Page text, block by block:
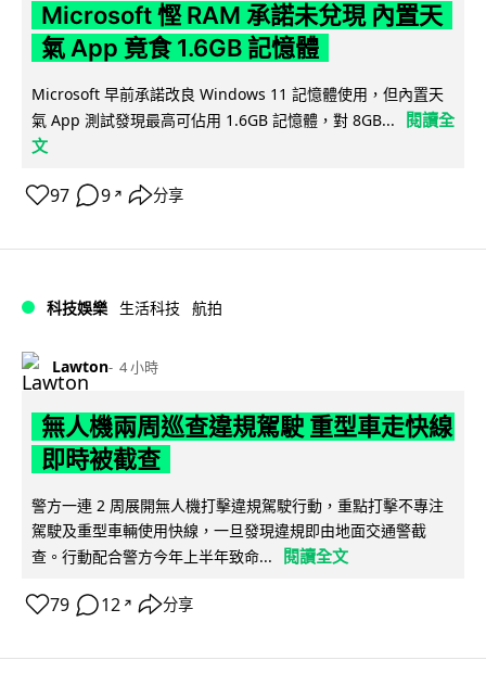
Microsoft 慳 RAM 承諾未兌現 內置天
氣 App 竟食 1.6GB 記憶體
Microsoft 早前承諾改良 Windows 11 記憶體使用，但內置天
氣 App 測試發現最高可佔用 1.6GB 記憶體，對 8GB...
閱讀全
文
97 9 ↗ 分享
科技娛樂 生活科技 航拍
Lawton 4 小時
無人機兩周巡查違規駕駛 重型車走快線
即時被截查
警方一連 2 周展開無人機打擊違規駕駛行動，重點打擊不專注
駕駛及重型車輛使用快線，一旦發現違規即由地面交通警截
查。行動配合警方今年上半年致命...
閱讀全文
79 12 ↗ 分享